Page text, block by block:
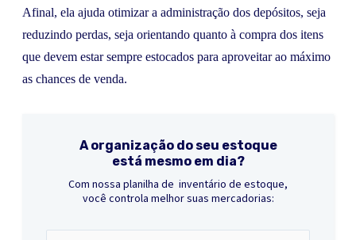
Afinal, ela ajuda otimizar a administração dos depósitos, seja
reduzindo perdas, seja orientando quanto à compra dos itens
que devem estar sempre estocados para aproveitar ao máximo
as chances de venda.
A organização do seu estoque
está mesmo em dia?
Com nossa planilha de inventário de estoque,
você controla melhor suas mercadorias: